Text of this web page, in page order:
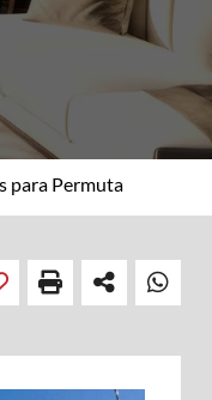
para Permuta